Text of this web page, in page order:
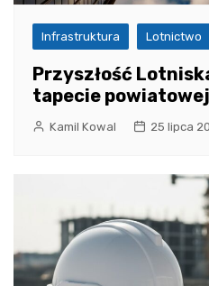
Infrastruktura Lotnictwo
Przyszłość
tapecie
Kamil Kowal 25 lipca